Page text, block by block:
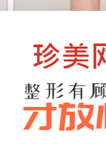
余脂肪的同时有效
18-55岁，大腿脂肪
静脉炎;出凝血障碍